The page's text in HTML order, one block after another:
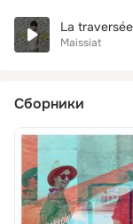
La traversée
Maissiat
Сборники